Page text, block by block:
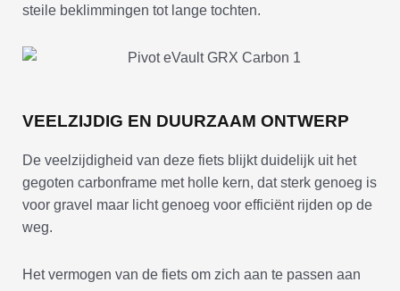
steile beklimmingen tot lange tochten.
VEELZIJDIG EN DUURZAAM ONTWERP
De veelzijdigheid van deze fiets blijkt duidelijk uit het
gegoten carbonframe met holle kern, dat sterk genoeg is
voor gravel maar licht genoeg voor efficiënt rijden op de
weg.
Het vermogen van de fiets om zich aan te passen aan